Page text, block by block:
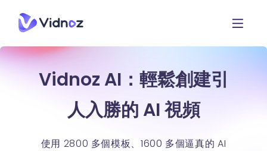
Vidnoz AI：輕鬆創建引
人入勝的 AI 視頻
使用 2800 多個模板、1600 多個逼真的 AI